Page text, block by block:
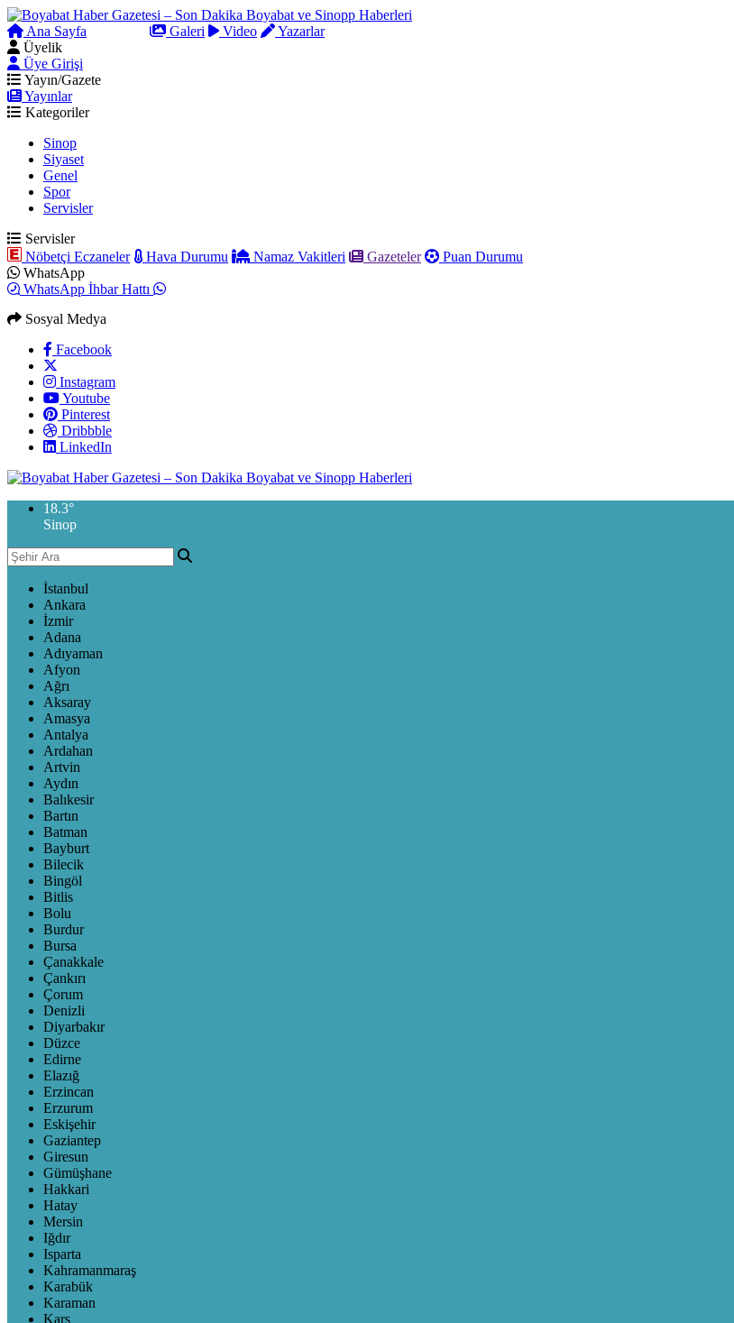
Ana Sayfa Galeri Video
Yazarlar
Üyelik
Üye Girişi
Yayın/Gazete
Yayınlar
Kategoriler
Sinop
Siyaset
Genel
Spor
Servisler
Servisler
Nöbetçi Eczaneler
Hava Durumu Namaz Vakitleri Gazeteler
Puan Durumu
WhatsApp
WhatsApp İhbar Hattı
Sosyal Medya
Facebook
Instagram
Youtube
Pinterest
Dribbble
LinkedIn
18.3°
Sinop
İstanbul
Ankara
İzmir
Adana
Adıyaman
Afyon
Ağrı
Aksaray
Amasya
Antalya
Ardahan
Artvin
Aydın
Balıkesir
Bartın
Batman
Bayburt
Bilecik
Bingöl
Bitlis
Bolu
Burdur
Bursa
Çanakkale
Çankırı
Çorum
Denizli
Diyarbakır
Düzce
Edirne
Elazığ
Erzincan
Erzurum
Eskişehir
Gaziantep
Giresun
Gümüşhane
Hakkari
Hatay
Mersin
Iğdır
Isparta
Kahramanmaraş
Karabük
Karaman
Kars